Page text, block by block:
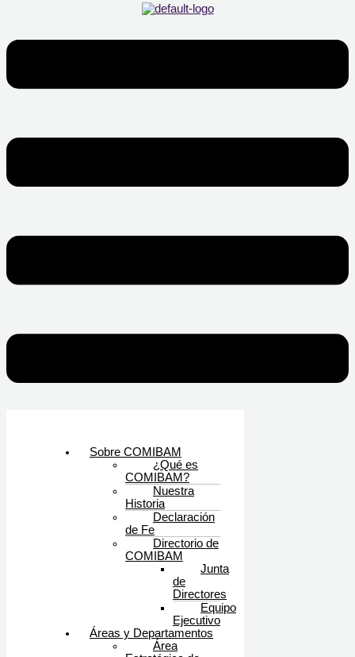
Sobre COMIBAM
¿Qué es
COMIBAM?
Nuestra
Historia
Declaración
de Fe
Directorio de
COMIBAM
Junta
de
Directores
Equipo
Ejecutivo
Áreas y Departamentos
Área